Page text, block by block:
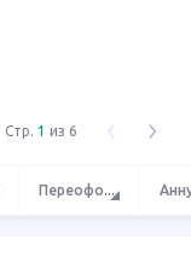
Стр. 1 из 6
Переофо...